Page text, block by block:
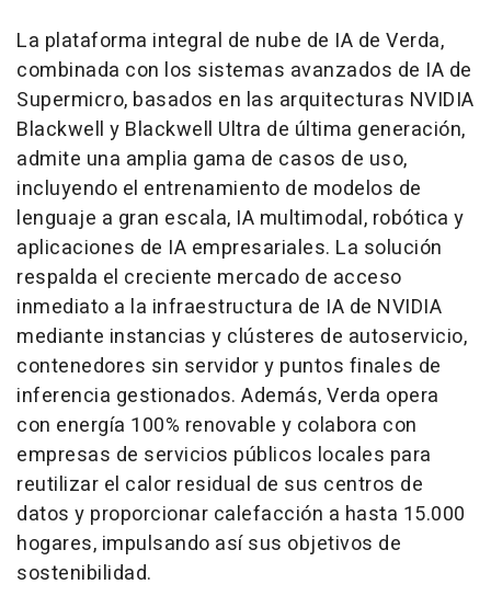
La plataforma integral de nube de IA de Verda,
combinada con los sistemas avanzados de IA de
Supermicro, basados en las arquitecturas NVIDIA
Blackwell y Blackwell Ultra de última generación,
admite una amplia gama de casos de uso,
incluyendo el entrenamiento de modelos de
lenguaje a gran escala, IA multimodal, robótica y
aplicaciones de IA empresariales. La solución
respalda el creciente mercado de acceso
inmediato a la infraestructura de IA de NVIDIA
mediante instancias y clústeres de autoservicio,
contenedores sin servidor y puntos finales de
inferencia gestionados. Además, Verda opera
con energía 100% renovable y colabora con
empresas de servicios públicos locales para
reutilizar el calor residual de sus centros de
datos y proporcionar calefacción a hasta 15.000
hogares, impulsando así sus objetivos de
sostenibilidad.